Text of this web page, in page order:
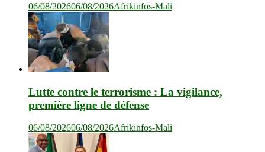
06/08/202606/08/2026Afrikinfos-Mali
Lutte contre le terrorisme : La vigilance,
première ligne de défense
06/08/202606/08/2026Afrikinfos-Mali